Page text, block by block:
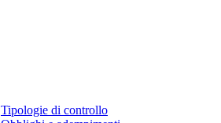
Tipologie di controllo